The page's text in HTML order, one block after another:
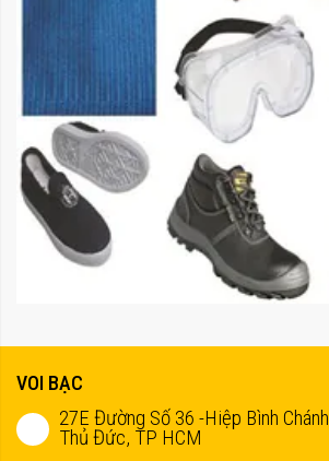
VOI BẠC
27E Đường Số 36 -Hiệp Bình Chánh
Thủ Đức, TP HCM